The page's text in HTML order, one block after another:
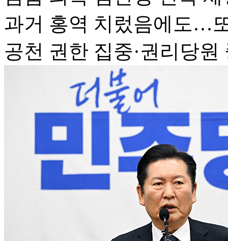
과거 홍역 치렀음에도…
공천 권한 집중·권리당